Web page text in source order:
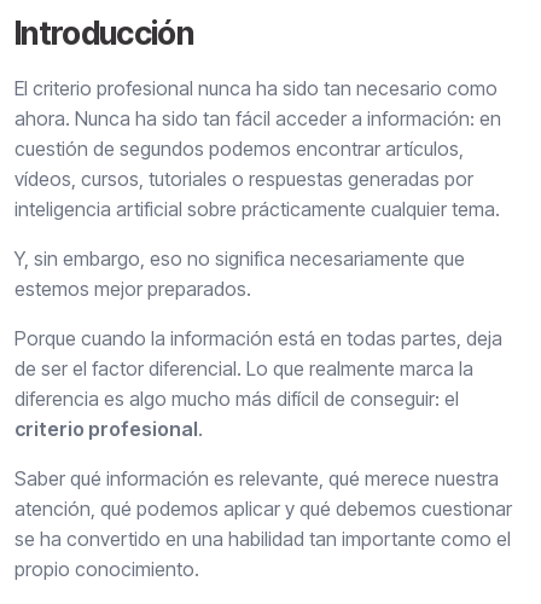
Introducción
El criterio profesional nunca ha sido tan necesario como
ahora. Nunca ha sido tan fácil acceder a información: en
cuestión de segundos podemos encontrar artículos,
vídeos, cursos, tutoriales o respuestas generadas por
inteligencia artificial sobre prácticamente cualquier tema.
Y, sin embargo, eso no significa necesariamente que
estemos mejor preparados.
Porque cuando la información está en todas partes, deja
de ser el factor diferencial. Lo que realmente marca la
diferencia es algo mucho más difícil de conseguir: el
criterio profesional.
Saber qué información es relevante, qué merece nuestra
atención, qué podemos aplicar y qué debemos cuestionar
se ha convertido en una habilidad tan importante como el
propio conocimiento.